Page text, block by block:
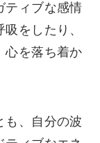
ティブな感情
をしたり、
心を落ち着か
も、自分の波